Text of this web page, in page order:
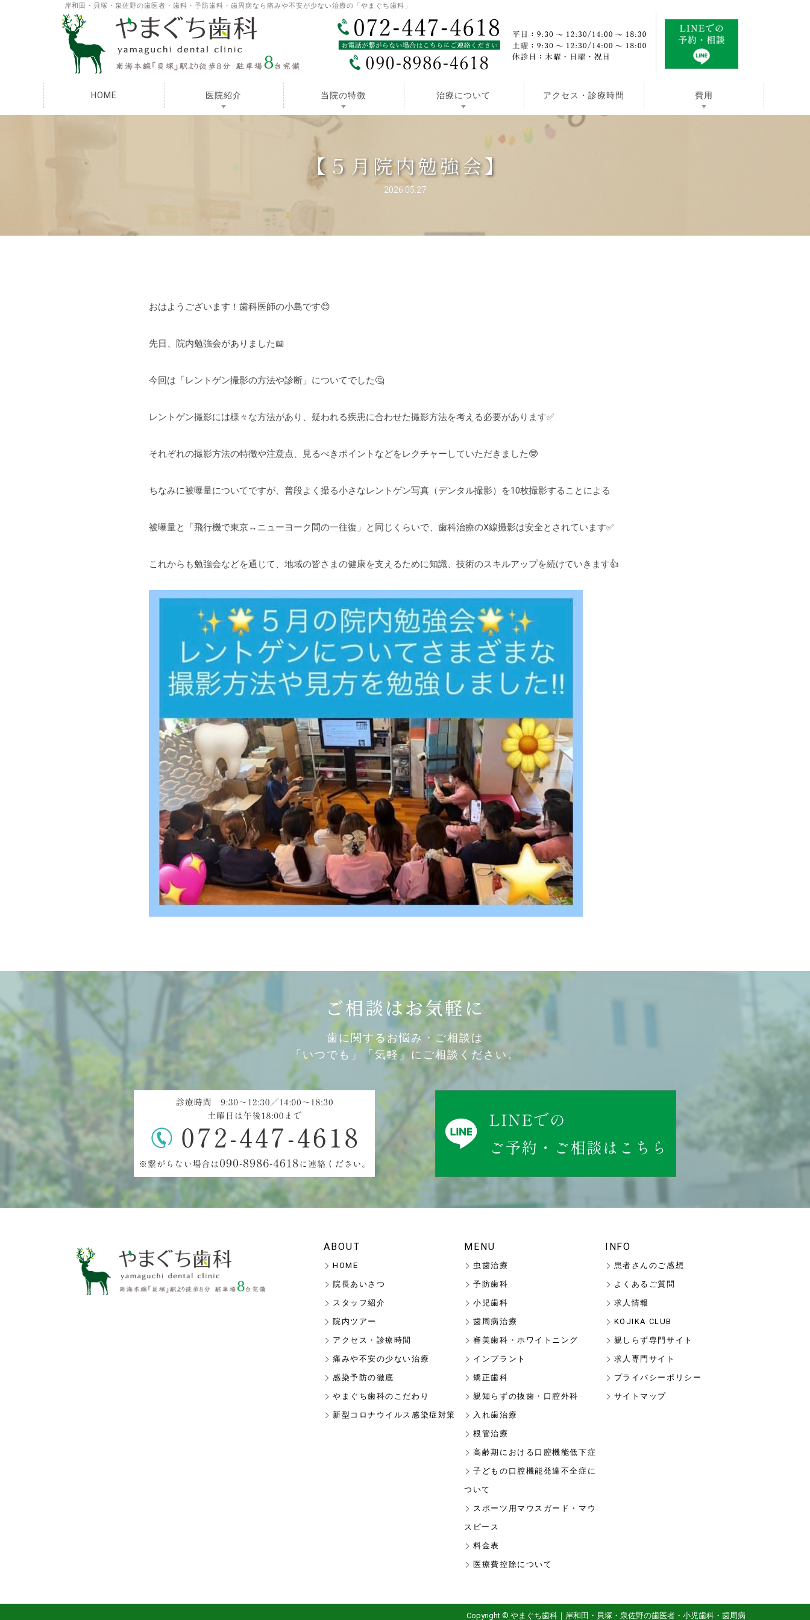
岸和田・貝塚・泉佐野の歯医者・歯科・予防歯科・歯周病なら痛みや不安が少ない治療の「やまぐち歯科」
HOME 医院紹介 当院の特徴 治療について アクセス・診療時間 費用
【５月院内勉強会】
2026.05.27
おはようございます！歯科医師の小島です😊
先日、院内勉強会がありました📖
今回は「レントゲン撮影の方法や診断」についてでした🤔
レントゲン撮影には様々な方法があり、疑われる疾患に合わせた撮影方法を考える必要があります✅
それぞれの撮影方法の特徴や注意点、見るべきポイントなどをレクチャーしていただきました🤓
ちなみに被曝量についてですが、普段よく撮る小さなレントゲン写真（デンタル撮影）を10枚撮影することによる
被曝量と「飛行機で東京↔︎ニューヨーク間の一往復」と同じくらいで、歯科治療のX線撮影は安全とされています✅
これからも勉強会などを通じて、地域の皆さまの健康を支えるために知識、技術のスキルアップを続けていきます👍
ご相談はお気軽に
歯に関するお悩み・ご相談は
「いつでも」「気軽」にご相談ください。
ABOUT
HOME
院長あいさつ
スタッフ紹介
院内ツアー
アクセス・診療時間
痛みや不安の少ない治療
感染予防の徹底
やまぐち歯科のこだわり
新型コロナウイルス感染症対策
MENU
虫歯治療
予防歯科
小児歯科
歯周病治療
審美歯科・ホワイトニング
インプラント
矯正歯科
親知らずの抜歯・口腔外科
入れ歯治療
根管治療
高齢期における口腔機能低下症
子どもの口腔機能発達不全症に
ついて
スポーツ用マウスガード・マウ
スピース
料金表
医療費控除について
INFO
患者さんのご感想
よくあるご質問
求人情報
KOJIKA CLUB
親しらず専門サイト
求人専門サイト
プライバシーポリシー
サイトマップ
Copyright © やまぐち歯科｜岸和田・貝塚・泉佐野の歯医者・小児歯科・歯周病